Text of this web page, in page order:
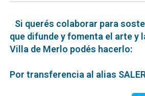
Si querés colaborar para
que difunde y fomenta el arte y
Villa de Merlo podés hacerlo:
Por transferencia al alias